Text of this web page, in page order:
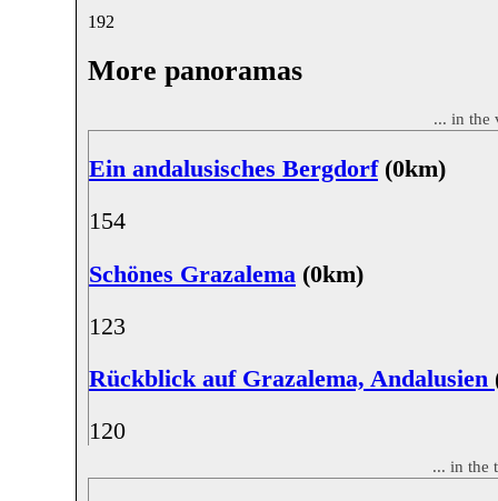
192
More panoramas
... in
Ein andalusisches Bergdorf(0km)
154
Schönes Grazalema (0km)
123
Rückblick auf Grazalema, Andalusien
120
... in